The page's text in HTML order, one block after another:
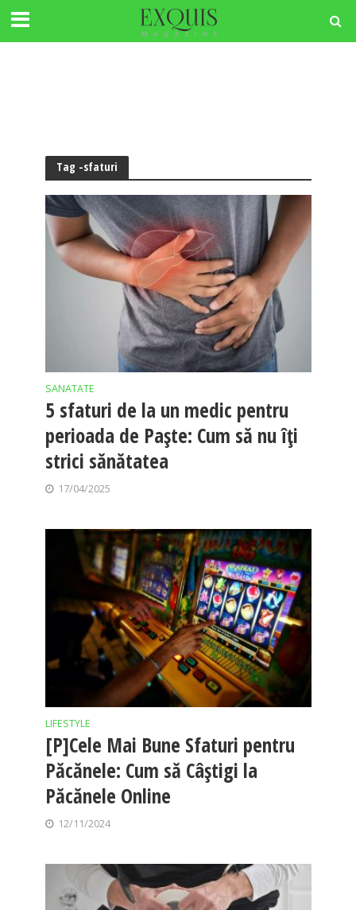
Tag -sfaturi
SANATATE
5 sfaturi de la un medic pentru
perioada de Paște: Cum să nu îți
strici sănătatea
17/04/2025
LIFESTYLE
[P]Cele Mai Bune Sfaturi pentru
Păcănele: Cum să Câștigi la
Păcănele Online
12/11/2024